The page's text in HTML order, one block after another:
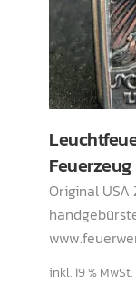
Feuerzeug
Original
inkl. 19 % MwSt.